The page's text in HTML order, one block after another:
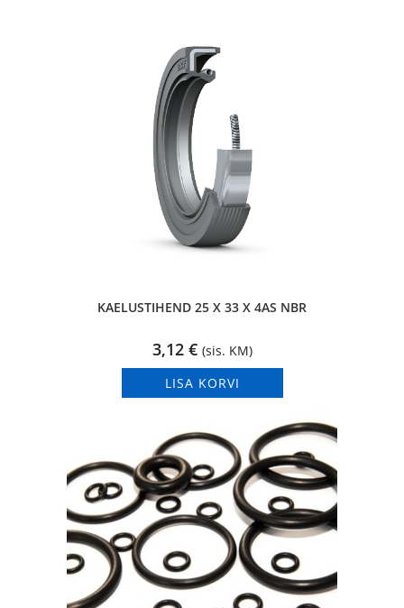
KAELUSTIHEND 25 X 33 X 4AS NBR
3,12 € (sis. KM)
LISA KORVI